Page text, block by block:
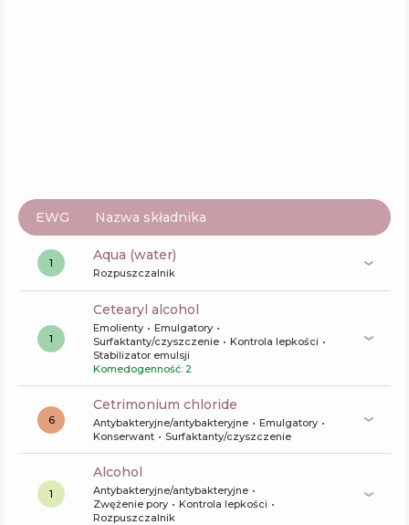
EWG Nazwa składnika
1 aqua (water)
Rozpuszczalnik
1
cetearyl alcohol
Emolienty
Emulgatory
Surfaktanty/czyszczenie
Kontrola lepkości
Stabilizator emulsji
Komedogenność: 2
6
cetrimonium chloride
Antybakteryjne/antybakteryjne
Emulgatory
Konserwant
Surfaktanty/czyszczenie
1
alcohol
Antybakteryjne/antybakteryjne
Zwężenie pory
Kontrola lepkości
Rozpuszczalnik